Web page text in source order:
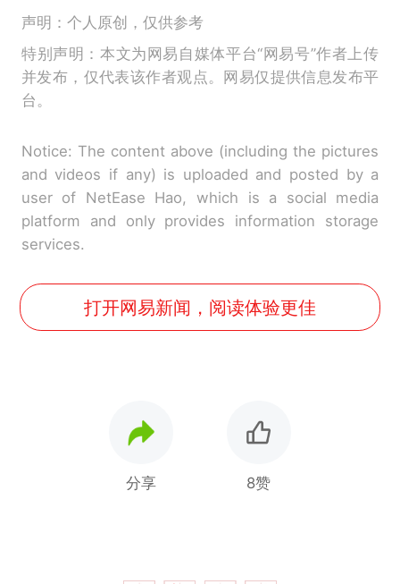
声明：个人原创，仅供参考
特别声明：本文为网易自媒体平台“网易号”作者上传
并发布，仅代表该作者观点。网易仅提供信息发布平
台。
Notice: The content above (including the pictures
and videos if any) is uploaded and posted by a
user of NetEase Hao, which is a social media
platform and only provides information storage
services.
打开网易新闻，阅读体验更佳
分享 8赞